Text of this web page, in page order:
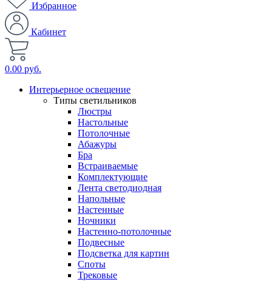
Избранное
Кабинет
0.00 руб.
Интерьерное освещение
Типы светильников
Люстры
Настольные
Потолочные
Абажуры
Бра
Встраиваемые
Комплектующие
Лента светодиодная
Напольные
Настенные
Ночники
Настенно-потолочные
Подвесные
Подсветка для картин
Споты
Трековые